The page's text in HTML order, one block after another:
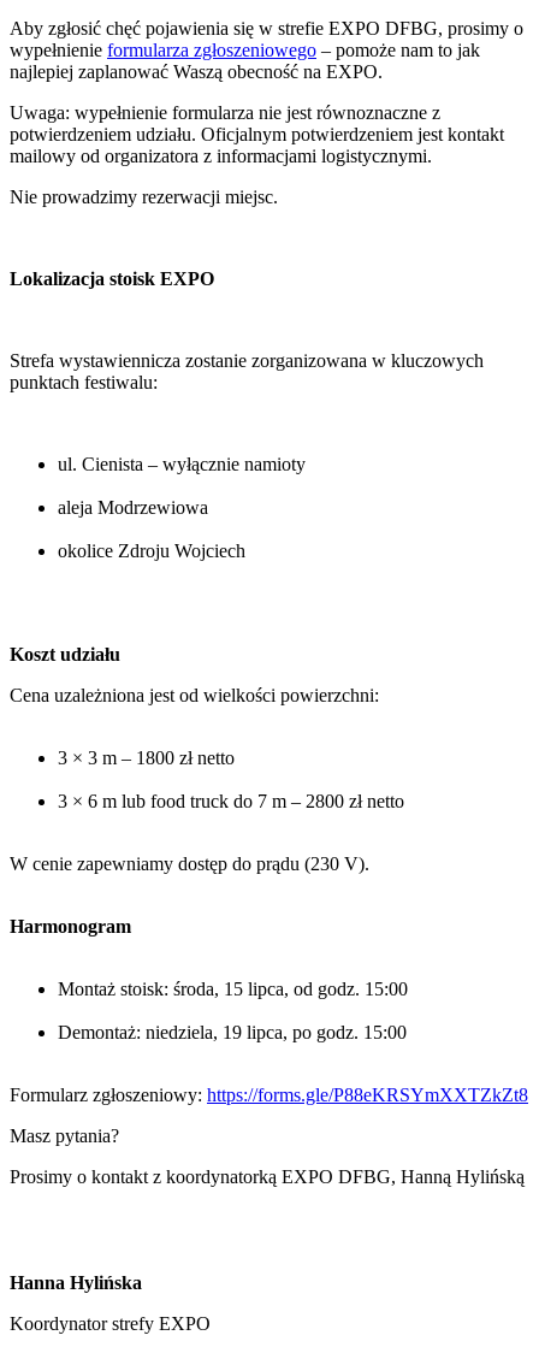
Aby zgłosić chęć pojawienia się w strefie EXPO DFBG, prosimy o
wypełnienie formularza zgłoszeniowego – pomoże nam to jak
najlepiej zaplanować Waszą obecność na EXPO.
Uwaga: wypełnienie formularza nie jest równoznaczne z
potwierdzeniem udziału. Oficjalnym potwierdzeniem jest kontakt
mailowy od organizatora z informacjami logistycznymi.
Nie prowadzimy rezerwacji miejsc.
Lokalizacja stoisk EXPO
Strefa wystawiennicza zostanie zorganizowana w kluczowych
punktach festiwalu:
ul. Cienista – wyłącznie namioty
aleja Modrzewiowa
okolice Zdroju Wojciech
Koszt udziału
Cena uzależniona jest od wielkości powierzchni:
3 × 3 m – 1800 zł netto
3 × 6 m lub food truck do 7 m – 2800 zł netto
W cenie zapewniamy dostęp do prądu (230 V).
Harmonogram
Montaż stoisk: środa, 15 lipca, od godz. 15:00
Demontaż: niedziela, 19 lipca, po godz. 15:00
Formularz zgłoszeniowy: https://forms.gle/P88eKRSYmXXTZkZt8
Masz pytania?
Prosimy o kontakt z koordynatorką EXPO DFBG, Hanną Hylińską
Hanna Hylińska
Koordynator strefy EXPO